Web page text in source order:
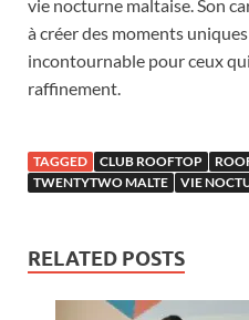
vie nocturne maltaise. Son
à créer des moments
incontournable pour ceux
raffinement.
TAGGED CLUB ROOFTOP
TWENTYTWO MALTE
VIE
RELATED POSTS